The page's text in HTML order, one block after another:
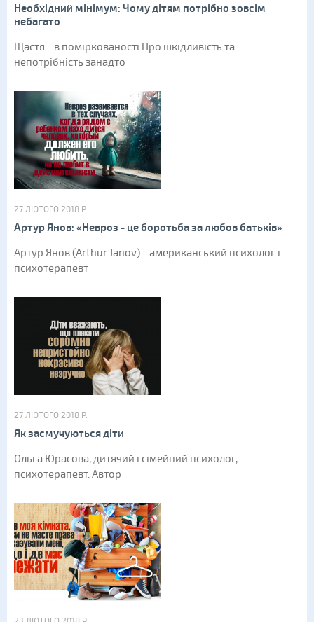
Необхідний мінімум: Чому дітям потрібно зовсім
небагато
Щастя - в поміркованості Про шкідливість та
непотрібність занадто
27 ЛЮТОГО 2018 Р.
Артур Янов: «Невроз - це боротьба за любов батьків»
Артур Янов (Arthur Janov) - американський психолог і
психотерапевт
27 ЛЮТОГО 2018 Р.
Як засмучуються діти
Ольга Юрасова, дитячий і сімейний психолог,
психотерапевт. Автор